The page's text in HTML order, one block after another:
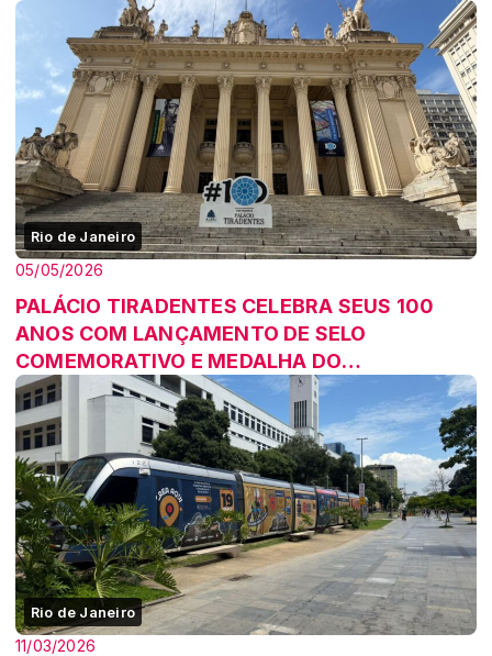
HISTÓRIA
Rio de Janeiro
05/05/2026
PALÁCIO TIRADENTES CELEBRA SEUS 100
ANOS COM LANÇAMENTO DE SELO
COMEMORATIVO E MEDALHA DO
CENTENÁRIO
Rio de Janeiro
11/03/2026